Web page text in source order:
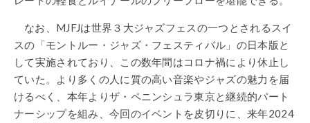
なお、MJFJは世界３大ジャズフェスの一つとされるスイ
スの「モントルー・ジャズ・フェスティバル」の日本版と
して実施されており、この数年間はコロナ禍により休止し
ていた。より多くの人に質の高い音楽やジャズの魅力を届
けるべく、本年よりザ・ペニンシュラ東京と継続的パート
ナーシップを組み、今回のイベントを皮切りに、来年2024